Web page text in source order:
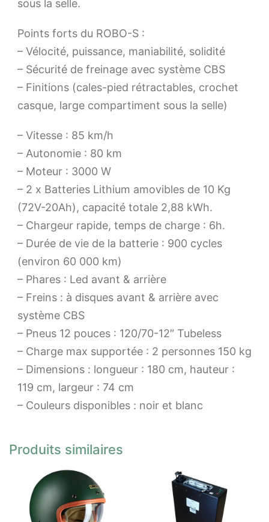
sous la selle.
Points forts du ROBO-S :
– Vélocité, puissance, maniabilité, solidité
– Sécurité de freinage avec système CBS
– Finitions (cales-pied rétractables, crochet
casque, large compartiment sous la selle)
– Vitesse : 85 km/h
– Autonomie : 80 km
– Moteur : 3000 W
– 2 x Batteries Lithium amovibles de 10 Kg
(72V-20Ah), capacité totale 2,88 kWh.
– Chargeur rapide, temps de charge : 6h.
– Durée de vie de la batterie : 900 cycles
(environ 60 000 km)
– Phares : Led avant & arrière
– Freins : à disques avant & arrière avec
système CBS
– Pneus 12 pouces : 120/70-12″ Tubeless
– Charge max supportée : 2 personnes 150 kg
– Dimensions : longueur : 180 cm, hauteur :
119 cm, largeur : 74 cm
– Couleurs disponibles : noir et blanc
Produits similaires